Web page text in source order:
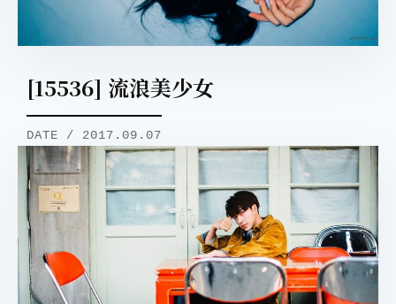
[15536] 流浪美少女
DATE / 2017.09.07